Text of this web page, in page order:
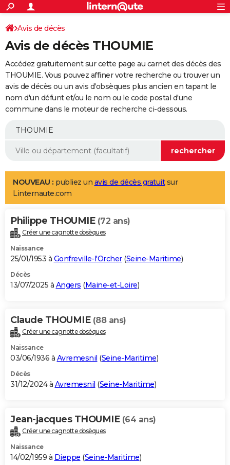
ACTUALITÉS
Politique
Société
Faits Divers
Education
Monde
Villes
+
SPORT
Coupe du monde 2026
Football
Tennis
Cyclisme
Rugby
Forum
Programme TV
TNT
Streaming
Cinéma
Sorties cinéma
Musique
+
FINANCE
Retraite
Epargne
Immobilier
Risques naturels par ville
Banque
Assurance
AUTO
Essais
Réserver un essai
Citadines
Berlines
SUV
Forum auto
+
Mobiles
Meilleur smartphone
Internet
Ordinateurs
Jeux vidéo
Guide high-tech
Aménagement intérieur
LIFESTYLE
Art de vivre
Bien-être
Loisirs
Mode
Modes de vie
Alimentation
Guide de la santé
Maladies
Médicaments
Sommeil
VOYAGE
Destinations
City break
Voyage nature
Voyage de noces
Forum
Climat
+PHOTO
GUIDES D'ACHAT
BONS PLANS
Carte de Noël
Carte Bonne année
Carte Saint-Valentin
Carte Pâques
Carte d'anniversaire
DICTIONNAIRE
Dictionnaire
Biographies
Citations
Expressions
Proverbes
PROGRAMME TV
S'inscrire
Se connecter
Lycées
Collèges
Primaires
Universités
Entreprises
Service militaire
Avis de recherche
AVIS DE DÉCÈS
Bricolage
Lifestyle
Culture
Sport
Auto
Television
Voyage
Cinema
Avis de décès
Avis de décès THOUMIE
Accédez gratuitement sur cette page au carnet des décès des
THOUMIE. Vous pouvez affiner votre recherche ou trouver un
avis de décès ou un avis d'obsèques plus ancien en tapant le
nom d'un défunt et/ou le nom ou le code postal d'une
commune dans le moteur de recherche ci-dessous.
NOUVEAU : publiez un avis de décès gratuitsur
Linternaute.com
Philippe THOUMIE (72 ans)
Créer une cagnotte obsèques
Naissance
25/01/1953 à Gonfreville-l'Orcher(Seine-Maritime)
Décès
13/07/2025 à Angers (Maine-et-Loire)
Claude THOUMIE (88 ans)
Créer une cagnotte obsèques
Naissance
03/06/1936 à Avremesnil (Seine-Maritime)
Décès
31/12/2024 à Avremesnil (Seine-Maritime)
Jean-jacques THOUMIE (64 ans)
Créer une cagnotte obsèques
Naissance
14/02/1959 à Dieppe (Seine-Maritime)